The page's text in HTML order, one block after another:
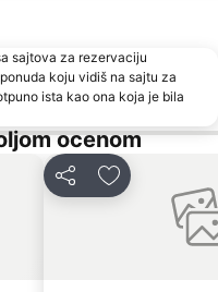
Pijesak
Toma
sajtova za rezervaciju
koju vidiš na sajtu za
ista kao ona koja je bila
ocenom
Deli Dodati u